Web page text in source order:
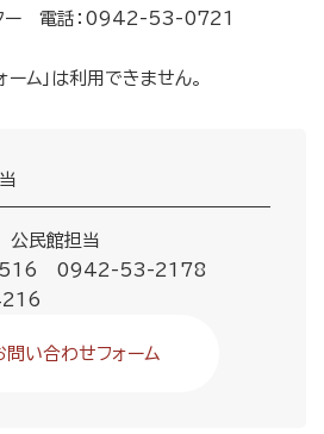
ター 電話：0942-53-0721
ーム」は利用できません。
公民館担当
0942-53-2178
問い合わせフォーム